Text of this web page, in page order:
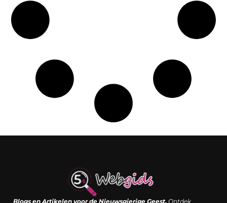
Blogs en Artikelen voor de Nieuwsgierige Geest. Ontdek